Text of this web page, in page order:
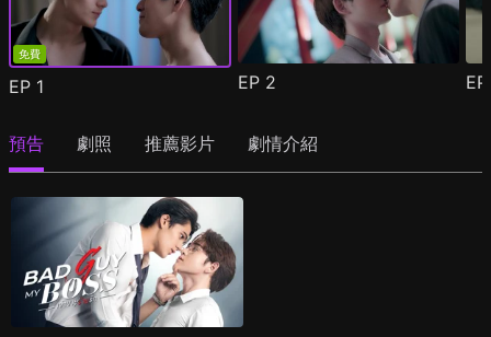
免費
EP 1 EP 2
預告 劇照 推薦影片 劇情介紹